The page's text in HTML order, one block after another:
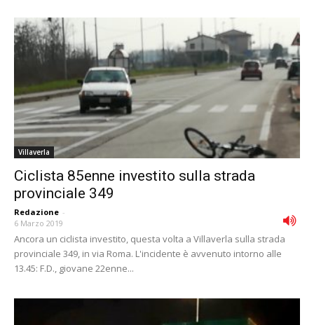
Villaverla
Ciclista 85enne investito sulla strada
provinciale 349
Redazione -
6 Marzo 2019
Ancora un ciclista investito, questa volta a Villaverla sulla strada
provinciale 349, in via Roma. L'incidente è avvenuto intorno alle
13.45: F.D., giovane 22enne...